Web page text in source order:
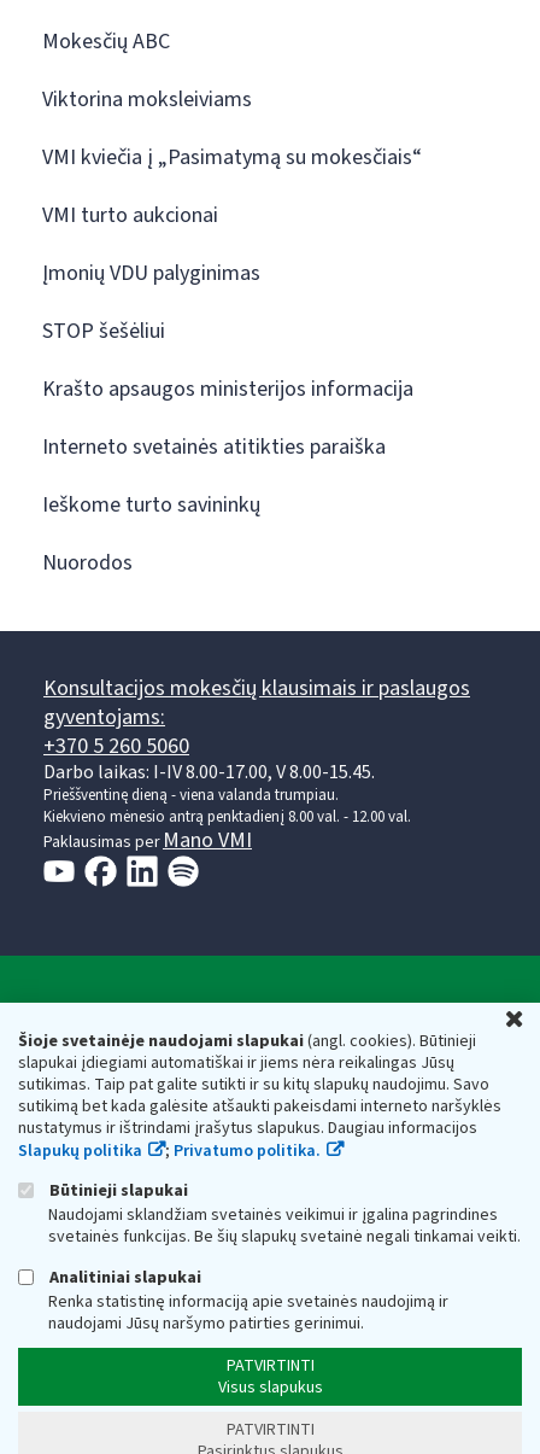
Šioje svetainėje naudojami slapukai(angl. cookies). Būtinieji
slapukai įdiegiami automatiškai ir jiems nėra reikalingas Jūsų
sutikimas. Taip pat galite sutikti ir su kitų slapukų naudojimu. Savo
sutikimą bet kada galėsite atšaukti pakeisdami interneto naršyklės
nustatymus ir ištrindami įrašytus slapukus. Daugiau informacijos
Slapukų politika
; Privatumo politika.
Būtinieji slapukai
Naudojami sklandžiam svetainės veikimui ir įgalina pagrindines
svetainės funkcijas. Be šių slapukų svetainė negali tinkamai veikti.
Analitiniai slapukai
Renka statistinę informaciją apie svetainės naudojimą ir
naudojami Jūsų naršymo patirties gerinimui.
PATVIRTINTI
Visus slapukus
PATVIRTINTI
Mokesčių ABC
Viktorina moksleiviams
VMI kviečia į „Pasimatymą su mokesčiais“
VMI turto aukcionai
Įmonių VDU palyginimas
STOP šešėliui
Krašto apsaugos ministerijos informacija
Interneto svetainės atitikties paraiška
Ieškome turto savininkų
Nuorodos
Konsultacijos mokesčių klausimais ir paslaugos
gyventojams:
+370 5 260 5060
Darbo laikas: I-IV 8.00-17.00, V 8.00-15.45.
Prieššventinę dieną - viena valanda trumpiau.
Kiekvieno mėnesio antrą penktadienį 8.00 val. - 12.00 val.
Paklausimas per Mano VMI
Respublikos finansų ministerijos
Biudžetinė įstaiga. Juridinio asmens kodas — 188659752,
adresas: Vasario 16-osios g. 14, 01107 Vilnius, Lietuva, el.paštas:
vmi@vmi.lt, E. pristatymo dėžutės adresas 188659752
Duomenys apie Valstybinę mokesčių inspekciją prie Lietuvos
Respublikos finansų ministerijos kaupiami ir saugomi Juridinių